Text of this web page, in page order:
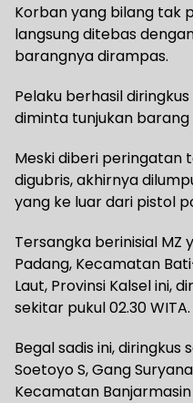
Korban yang bilang tak
langsung ditebas
barangnya dirampas.
Pelaku berhasil
diminta tunjukan
Meski diberi peringatan
digubris, akhirnya
yang ke luar dari pistol
Tersangka berinisial MZ
Padang, Kecamatan
Laut, Provinsi Kalsel ini,
sekitar pukul 02.30 WITA.
Begal sadis ini,
Soetoyo S, Gang
Kecamatan